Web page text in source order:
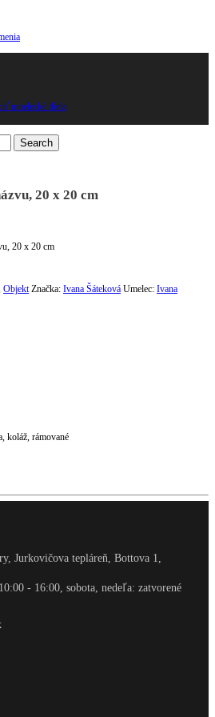
umelecké diela
20 x 20 cm
20 x 20 cm
Objekt Značka: Ivana Šáteková Umelec: Ivana
koláž, rámované
Jurkovičova tepláreň, Bottova 1,
- 16:00, sobota, nedeľa: zatvorené